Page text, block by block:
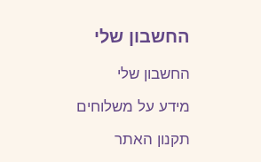
החשבון שלי
החשבון שלי
מידע על משלוחים
תקנון האתר